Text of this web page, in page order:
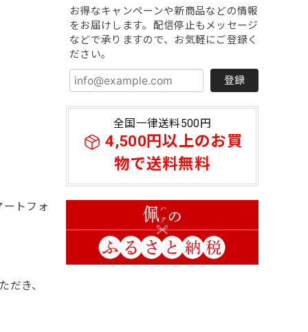
お得なキャンペーンや新商品などの情報
をお届けします。配信停止もメッセージ
などで承りますので、お気軽にご登録く
ださい。
登録
全国一律送料500円
4,500円以上のお買
物で送料無料
トフォ
き、